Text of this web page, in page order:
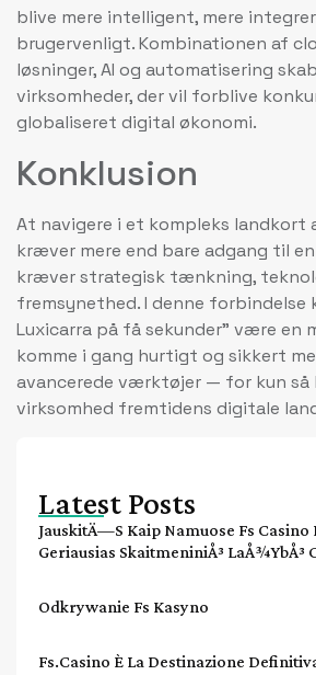
blive mere intelligent, mere
brugervenligt. Kombinationen af
løsninger, AI og automatisering
virksomheder, der vil forblive
globaliseret digital økonomi.
Konklusion
At navigere i et kompleks landkort
kræver mere end bare adgang til
kræver strategisk tænkning,
fremsynethed. I denne forbindelse
Luxicarra på få sekunder” være en
komme i gang hurtigt og sikkert
avancerede værktøjer — for kun så
virksomhed fremtidens digitale
Latest Posts
JauskitÄ—S Kaip Namuose Fs Casino
Geriausias SkaitmeniniÅ³ LaÅ¾ybÅ³
Odkrywanie Fs Kasyno
Fs.casino È La Destinazione